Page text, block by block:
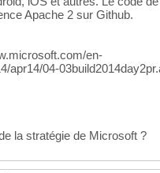
Apache 2 sur Github.
en-
apr14/04-
la stratégie de Microsoft ?